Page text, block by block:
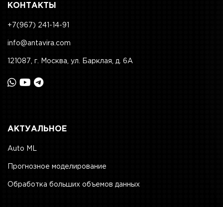
КОНТАКТЫ
+7(967) 241-14-91
info@antavira.com
121087, г. Москва, ул. Барклая, д. 6А
АКТУАЛЬНОЕ
Auto ML
Прогнозное моделирование
Обработка больших объемов данных